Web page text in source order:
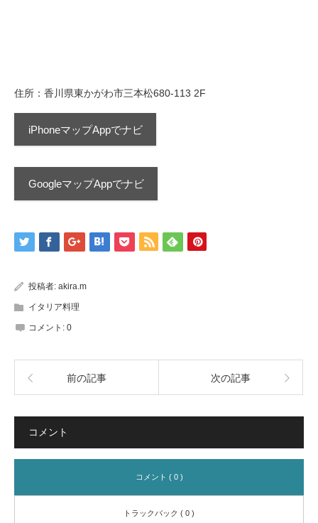
住所：香川県東かがわ市三本松680-113 2F
iPhoneマップAppでナビ
GoogleマップAppでナビ
投稿者: akira.m
イタリア料理
コメント: 0
前の記事 次の記事
コメント
コメント ( 0 )
トラックバック ( 0 )